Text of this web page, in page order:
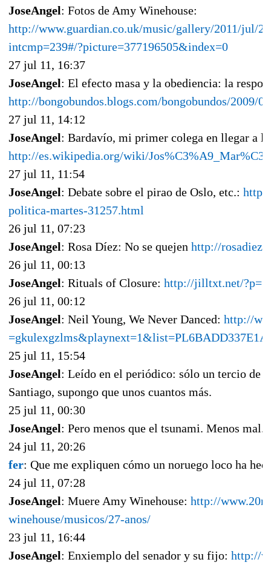
JoseAngel: Fotos de Amy Winehouse:
http://www.guardian.co.uk/music/gallery/2011/jul/
intcmp=239#/?picture=377196505&index=0
27 jul 11, 16:37
JoseAngel: El efecto masa y la obediencia: la
http://bongobundos.blogs.com/bongobundos/2009/
27 jul 11, 14:12
JoseAngel: Bardavío, mi primer colega en llegar a
http://es.wikipedia.org/wiki/
27 jul 11, 11:54
JoseAngel: Debate sobre el pirao de Oslo, etc.:
politica-martes-31257.html
26 jul 11, 07:23
JoseAngel: Rosa Díez: No se quejen http://
26 jul 11, 00:13
JoseAngel: Rituals of Closure: http://jilltxt.net/
26 jul 11, 00:12
JoseAngel: Neil Young, We Never Danced: http://
25 jul 11, 15:54
JoseAngel: Leído en el periódico: sólo un tercio de
Santiago, supongo que unos cuantos más.
25 jul 11, 00:30
JoseAngel: Pero menos que el tsunami. Menos mal.
24 jul 11, 20:26
fer: Que me expliquen cómo un noruego loco ha
24 jul 11, 07:28
JoseAngel: Muere Amy Winehouse: http://
winehouse/musicos/27-anos/
23 jul 11, 16:44
JoseAngel: Enxiemplo del senador y su fijo: http://